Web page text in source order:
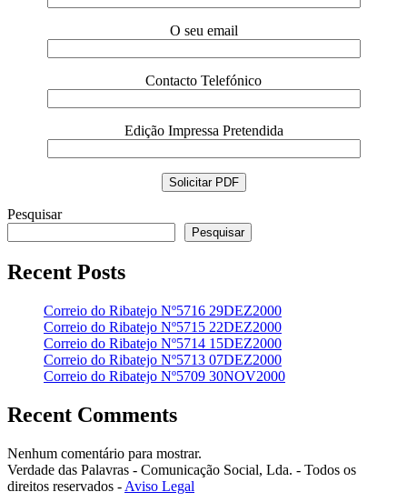
O seu email
Contacto Telefónico
Edição Impressa Pretendida
Pesquisar
Pesquisar
Recent Posts
Correio do Ribatejo Nº5716 29DEZ2000
Correio do Ribatejo Nº5715 22DEZ2000
Correio do Ribatejo Nº5714 15DEZ2000
Correio do Ribatejo Nº5713 07DEZ2000
Correio do Ribatejo Nº5709 30NOV2000
Recent Comments
Nenhum comentário para mostrar.
Verdade das Palavras - Comunicação Social, Lda. - Todos os
direitos reservados - Aviso Legal